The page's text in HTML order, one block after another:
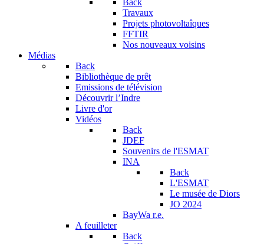
Back
Travaux
Projets photovoltaîques
FFTIR
Nos nouveaux voisins
Médias
Back
Bibliothèque de prêt
Emissions de télévision
Découvrir l’Indre
Livre d'or
Vidéos
Back
JDEF
Souvenirs de l'ESMAT
INA
Back
L'ESMAT
Le musée de Diors
JO 2024
BayWa r.e.
A feuilleter
Back